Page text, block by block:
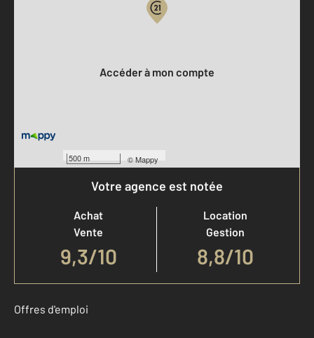
500 m ©Mappy
Accéder à mon compte
Votre agence est notée
Achat
Vente
9,3/10
Location
Gestion
8,8/10
Offres d'emploi